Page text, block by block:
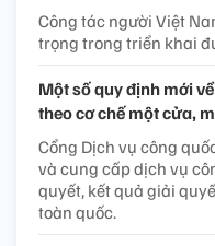
Công tác người Việt
trọng trong triển khai
Một số quy định mới
theo cơ chế một cửa,
Cổng Dịch vụ công
và cung cấp dịch vụ
quyết, kết quả giải
toàn quốc.